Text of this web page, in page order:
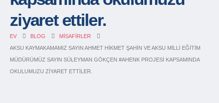
ziyaret ettiler.
EV BLOG
MISAFIRLER
AKSU KAYMAKAMAMIZ SAYIN AHMET HIKMET ŞAHIN VE AKSU MILLI EĞITIM
MÜDÜRÜMÜZ SAYIN SÜLEYMAN GÖKÇEN #AHENK PROJESI KAPSAMINDA
OKULUMUZU ZIYARET ETTILER.